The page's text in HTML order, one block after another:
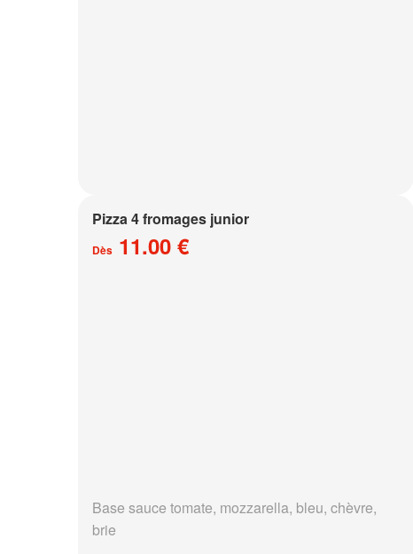
Pizza 4 fromages junior
Dès 11.00 €
Base sauce tomate, mozzarella, bleu, chèvre,
brie